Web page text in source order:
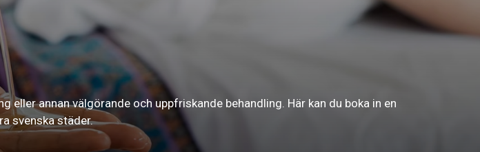
eller annan välgörande och uppfriskande behandling. Här kan du boka in en
svenska städer.